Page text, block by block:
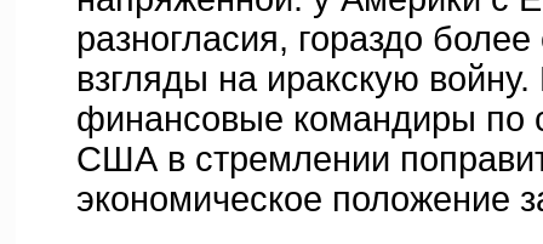
разногласия, гораздо
взгляды на иракскую
финансовые командиры по
США в стремлении
экономическое положение